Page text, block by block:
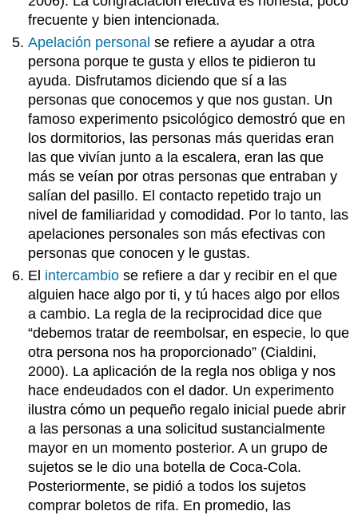
frecuente y bien intencionada.
Apelación personal se refiere a ayudar a otra
persona porque te gusta y ellos te pidieron tu
ayuda. Disfrutamos diciendo que sí a las
personas que conocemos y que nos gustan. Un
famoso experimento psicológico demostró que en
los dormitorios, las personas más queridas eran
las que vivían junto a la escalera, eran las que
más se veían por otras personas que entraban y
salían del pasillo. El contacto repetido trajo un
nivel de familiaridad y comodidad. Por lo tanto, las
apelaciones personales son más efectivas con
personas que conocen y le gustas.
El intercambio se refiere a dar y recibir en el que
alguien hace algo por ti, y tú haces algo por ellos
a cambio. La regla de la reciprocidad dice que
“debemos tratar de reembolsar, en especie, lo que
otra persona nos ha proporcionado” (Cialdini,
2000). La aplicación de la regla nos obliga y nos
hace endeudados con el dador. Un experimento
ilustra cómo un pequeño regalo inicial puede abrir
a las personas a una solicitud sustancialmente
mayor en un momento posterior. A un grupo de
sujetos se le dio una botella de Coca-Cola.
Posteriormente, se pidió a todos los sujetos
comprar boletos de rifa. En promedio, las